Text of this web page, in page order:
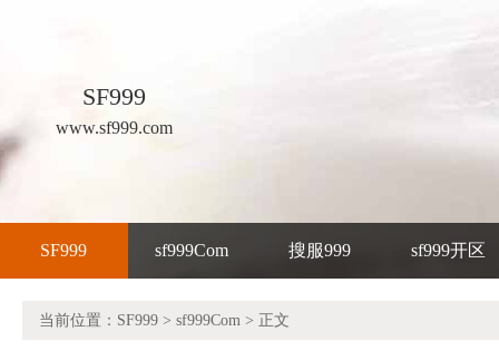
SF999
www.sf999.com
SF999 sf999Com 搜服999 sf999开区
当前位置： SF999 > sf999Com > 正文